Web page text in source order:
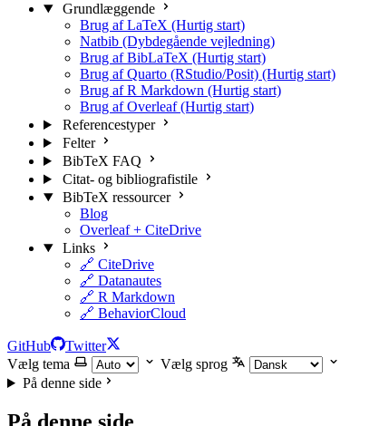
Grundlæggende
Brug af LaTeX (Hurtig start)
Natbib (Dybdegående vejledning)
Brug af BibLaTeX (Hurtig start)
Brug af Quarto (RStudio/Posit) (Hurtig start)
Brug af R Markdown (Hurtig start)
Brug af Overleaf (Hurtig start)
Referencestyper
Felter
BibTeX FAQ
Citat- og bibliografistile
BibTeX ressourcer
Blog
Overleaf + CiteDrive
Links
🔗 CiteDrive
🔗 Datanautes
🔗 R Markdown
🔗 BehaviorCloud
GitHub
Twitter
Vælg tema
Vælg sprog
På denne side